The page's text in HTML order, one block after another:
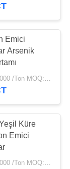
Emici
Arsenik
USD3000-30000 /Ton MOQ:1 kg
Küre
Emici
USD3000-30000 /Ton MOQ:1 kg